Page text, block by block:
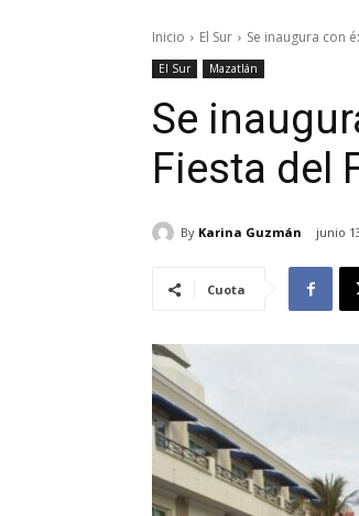
Inicio El Sur Se inaugura con
El Sur Mazatlán
Se
Fiesta del
By Karina Guzmán junio
Cuota